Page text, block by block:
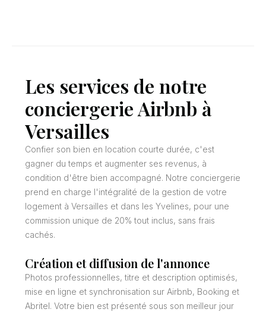
Les services de notre
conciergerie Airbnb à
Versailles
Confier son bien en location courte durée, c'est
gagner du temps et augmenter ses revenus, à
condition d'être bien accompagné. Notre conciergerie
prend en charge l'intégralité de la gestion de votre
logement à Versailles et dans les Yvelines, pour une
commission unique de 20% tout inclus, sans frais
cachés.
Création et diffusion de l'annonce
Photos professionnelles, titre et description optimisés,
mise en ligne et synchronisation sur Airbnb, Booking et
Abritel. Votre bien est présenté sous son meilleur jour